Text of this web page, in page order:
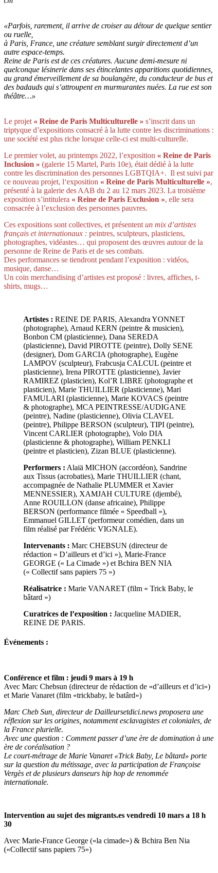
«Parfois, rarement, il arrive de croiser au détour de quelque sentier
ou ruelle,
à Paris, France, une créature semblant surgir directement d’un
autre espace-temps.
Reine de Paris est de ces créatures. Aucune demi-mesure ni
quelconque lésinerie dans ses étincelantes apparitions quotidiennes,
au grand émerveillement de sa boulangère, du conducteur de bus et
des badauds qui s’attroupent en murmurantes nuées. La rue est son
théâtre…»
Le projet « Reine de Paris Multiculturelle » s’inscrit dans un
triptyque d’expositions consacré à la lutte contre les discriminations :
une société est plus riche lorsque celle-ci est multi-culturelle.
Le premier volet, au printemps 2022, l’exposition « Reine de Paris
Inclusion » (galerie 15 Martel, Paris 10e), était dédié à la lutte
contre les discrimination des personnes LGBTQIA+. Il est suivi par
ce nouveau projet, l‘exposition « Reine de Paris Multiculturelle »,
présenté à la galerie des AAB du 2 au 12 mars 2023. La troisième
exposition s’intitulera « Reine de Paris Exclusion », elle sera
consacrée à l’exclusion des personnes pauvres.
Ces expositions sont collectives, et présententun mix d’artistes
français et internationaux : peintres, sculpteurs, plasticiens,
photographes, vidéastes… qui proposent des œuvres autour de la
personne de Reine de Paris et de ses combats.
Des performances se tiendront pendant l’exposition : vidéos,
musique, danse…
Un coin merchandising d’artistes est proposé : livres, affiches, t-
shirts, mugs…
Artistes : REINE DE PARIS, Alexandra YONNET
(photographe), Arnaud KERN (peintre & musicien),
Bonbon CM (plasticienne), Dana SEREDA
(plasticienne), David PIROTTE (peintre), Dolly SENE
(designer), Dom GARCIA (photographe), Eugène
LAMPOV (sculpteur), Frabcusja CALCUL (peintre et
plasticienne), Irena PIROTTE (plasticienne), Javier
RAMIREZ (plasticien), Kol’R LIBRE (photographe et
plasticien), Marie THUILLIER (plasticienne), Mari
FAMULARI (plasticienne), Marie KOVACS (peintre
& photographe), MCA PEINTRESSE/AUDIGANE
(peintre), Nadine (plasticienne), Olivia CLAVEL
(peintre), Philippe BERSON (sculpteur), TIPI (peintre),
Vincent CARLIER (photographe), Volo DIA
(plasticienne & photographe), William PENKLI
(peintre et plasticien), Zizan BLUE (plasticienne).
Performers : Alaiä MICHON (accordéon), Sandrine
aux Tissus (acrobaties), Marie THUILLIER (chant,
accompagnée de Nathalie PLUMMER et Xavier
MENNESSIER), XAMJAH CULTURE (djembé),
Anne ROUILLON (danse africaine), Philippe
BERSON (performance filmée « Speedball »),
Emmanuel GILLET (performeur comédien, dans un
film réalisé par Frédéric VIGNALE).
Intervenants : Marc CHEBSUN (directeur de
rédaction « D’ailleurs et d’ici »), Marie-France
GEORGE (« La Cimade ») et Bchira BEN NIA
(« Collectif sans papiers 75 »)
Réalisatrice : Marie VANARET (film « Trick Baby, le
bâtard »)
Curatrices de l’exposition : Jacqueline MADIER,
REINE DE PARIS.
Événements :
Conférence et film : jeudi 9 mars à 19 h
Avec Marc Chebsun (directeur de rédaction de «d’ailleurs et d’ici»)
et Marie Vanaret (film «trickbaby, le batârd»)
Marc Cheb Sun, directeur de Dailleursetdici.news proposera une
réflexion sur les origines, notamment esclavagistes et coloniales, de
la France plurielle.
Avec une question : Comment passer d’une ère de domination à une
ère de coréalisation ?
Le court-métrage de Marie Vanaret «Trick Baby, Le bâtard» porte
sur la question du métissage, avec la participation de Françoise
Vergès et de plusieurs danseurs hip hop de renommée
internationale.
Intervention au sujet des migrants.es vendredi 10 mars a 18 h
30
Avec Marie-France George («la cimade») & Bchira Ben Nia
(«Collectif sans papiers 75»)